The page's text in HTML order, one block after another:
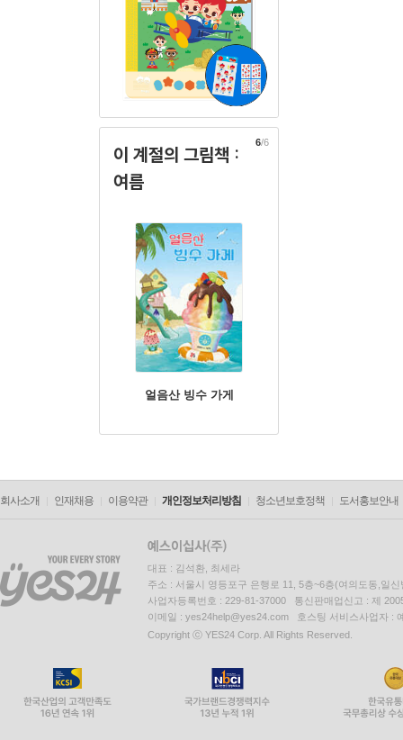
이 계절의 그림책 :
여름
얼음산 빙수 가게
6/6
회사소개 인재채용 이용약관 개인정보처리방침 청소년보호정책 도서홍보안내
대표 : 김석환, 최세라
주소 : 서울시 영등포구 은행로 11, 5층~6층(여의도동,일신
사업자등록번호 : 229-81-37000 통신판매업신고 : 제
이메일 : yes24help@yes24.com 호스팅 서비스사업자 :
Copyright ⓒ YES24 Corp. All Rights Reserved.